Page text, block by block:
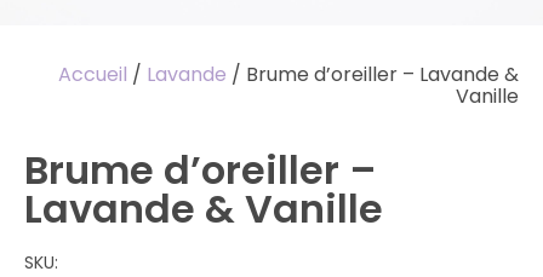
Accueil / Lavande / Brume d’oreiller – Lavande &
Vanille
Brume d’oreiller –
Lavande & Vanille
SKU: